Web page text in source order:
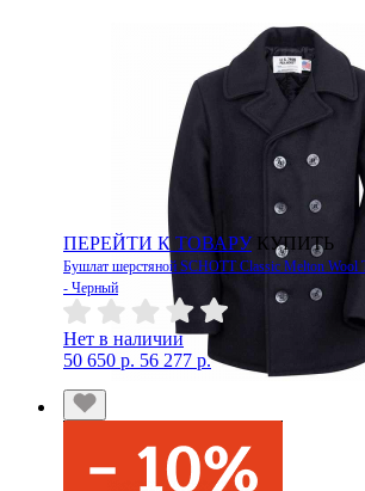
ПЕРЕЙТИ К ТОВАРУ КУПИТЬ
Бушлат шерстяной SCHOTT Classic Melton Wool
- Черный
Нет в наличии
50 650 р. 56 277 р.